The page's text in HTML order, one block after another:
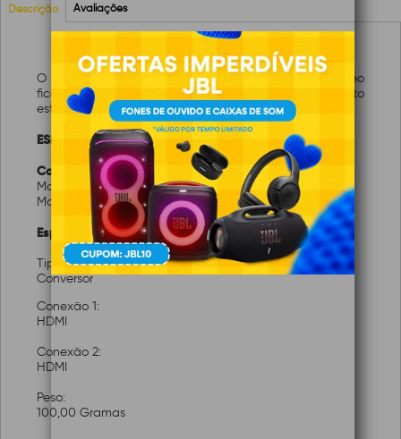
Descrição Avaliações
O Adaptador HDMI é uma acessório para áudio e vídeo
ficarem ainda mais nítidos e com o som em perfeito
estado. Ele vai ajudar na conexão.
ESPECIFICAÇÕES TÉCNICAS
Características:
Marca: KOKAY
Modelo: 056-2210
Especificações:
Tipo de cabo:
Conversor
Conexão 1:
HDMI
Conexão 2:
HDMI
Peso:
100,00 Gramas